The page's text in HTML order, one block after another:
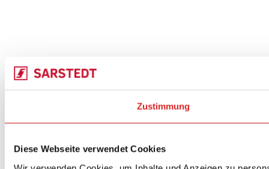
Zustimmung
Diese Webseite verwendet Cookies